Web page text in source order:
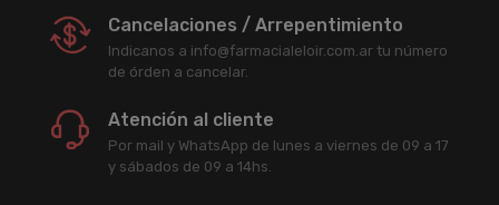
Cancelaciones / Arrepentimiento
Indicanos a info@farmacialeloir.com.ar tu número
de órden a cancelar.
Atención al cliente
Por mail y WhatsApp de lunes a viernes de 09 a 17
y sábados de 09 a 14hs.